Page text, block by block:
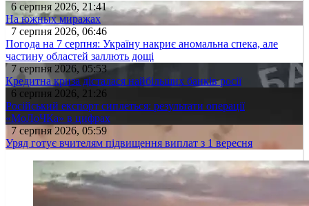
6 серпня 2026, 21:41
На южных миражах
7 серпня 2026, 06:46
Погода на 7 серпня: Україну накриє аномальна спека, але
частину областей заллють дощі
7 серпня 2026, 05:53
Кредитна криза дісталася найбільших банків росії
6 серпня 2026, 21:26
Російський експорт сиплеться: результати операції
«МоЛоЧКа» в цифрах
7 серпня 2026, 05:59
Уряд готує вчителям підвищення виплат з 1 вересня